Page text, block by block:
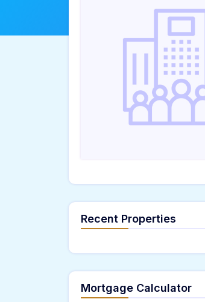
Recent Properties
Mortgage Calculator